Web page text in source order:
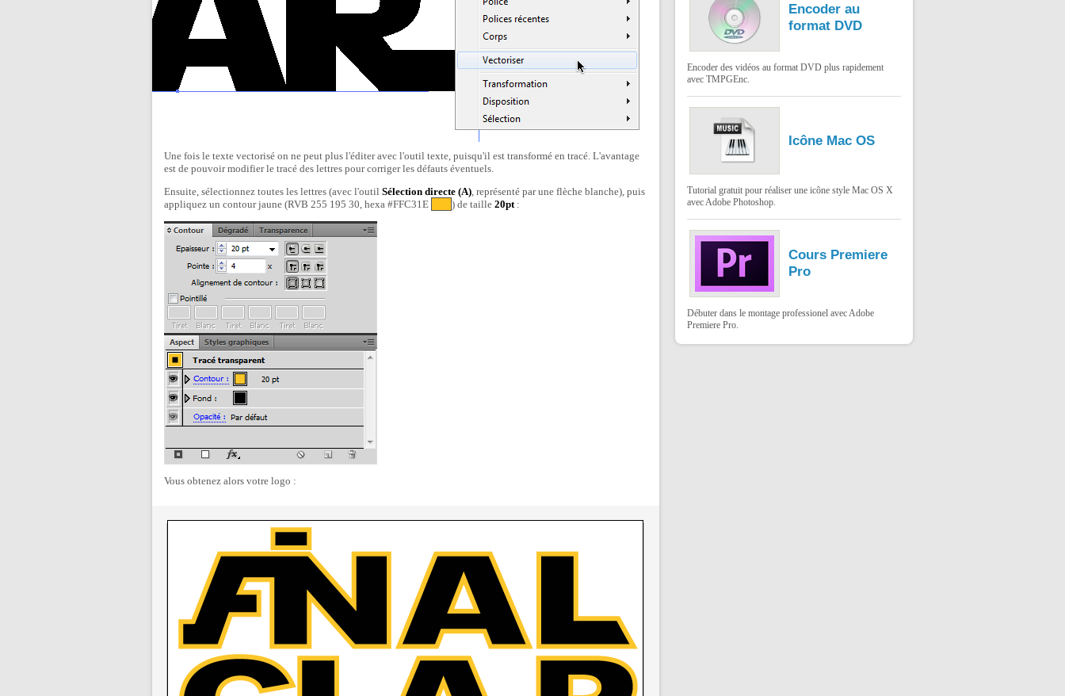
Une fois le texte vectorisé on ne peut plus l'éditer avec l'outil texte, puisqu'il est transformé en tracé. L'avantage
est de pouvoir modifier le tracé des lettres pour corriger les défauts éventuels.
Ensuite, sélectionnez toutes les lettres (avec l'outil Sélection directe (A), représenté par une flèche blanche), puis
appliquez un contour jaune (RVB 255 195 30, hexa #FFC31E
) de taille 20pt:
Vous obtenez alors votre logo :
Encoder au
format DVD
Encoder des vidéos au format DVD plus rapidement
avec TMPGEnc.
Icône Mac OS
Tutorial gratuit pour réaliser une icône style Mac OS X
avec Adobe Photoshop.
Cours Premiere
Pro
Débuter dans le montage professionel avec Adobe
Premiere Pro.